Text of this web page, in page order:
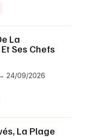
La
Ses Chefs
24/09/2026
La Plage